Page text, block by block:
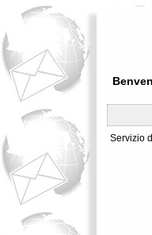
Servizio